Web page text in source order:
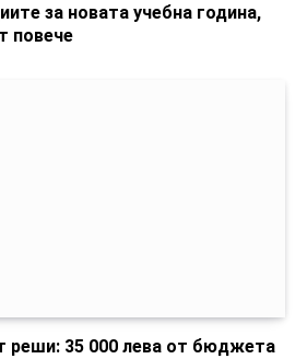
за новата учебна година,
повече
реши: 35 000 лева от бюджета